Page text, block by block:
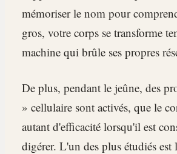
mémoriser le nom pour
gros, votre corps se transforme
machine qui brûle ses propres
De plus, pendant le jeûne, des
» cellulaire sont activés, que le
autant d'efficacité lorsqu'il est
digérer. L'un des plus étudiés